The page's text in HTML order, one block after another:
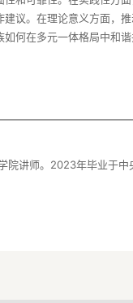
议。在理论意义方面，
何在多元一体格局中和
讲师。2023年毕业于